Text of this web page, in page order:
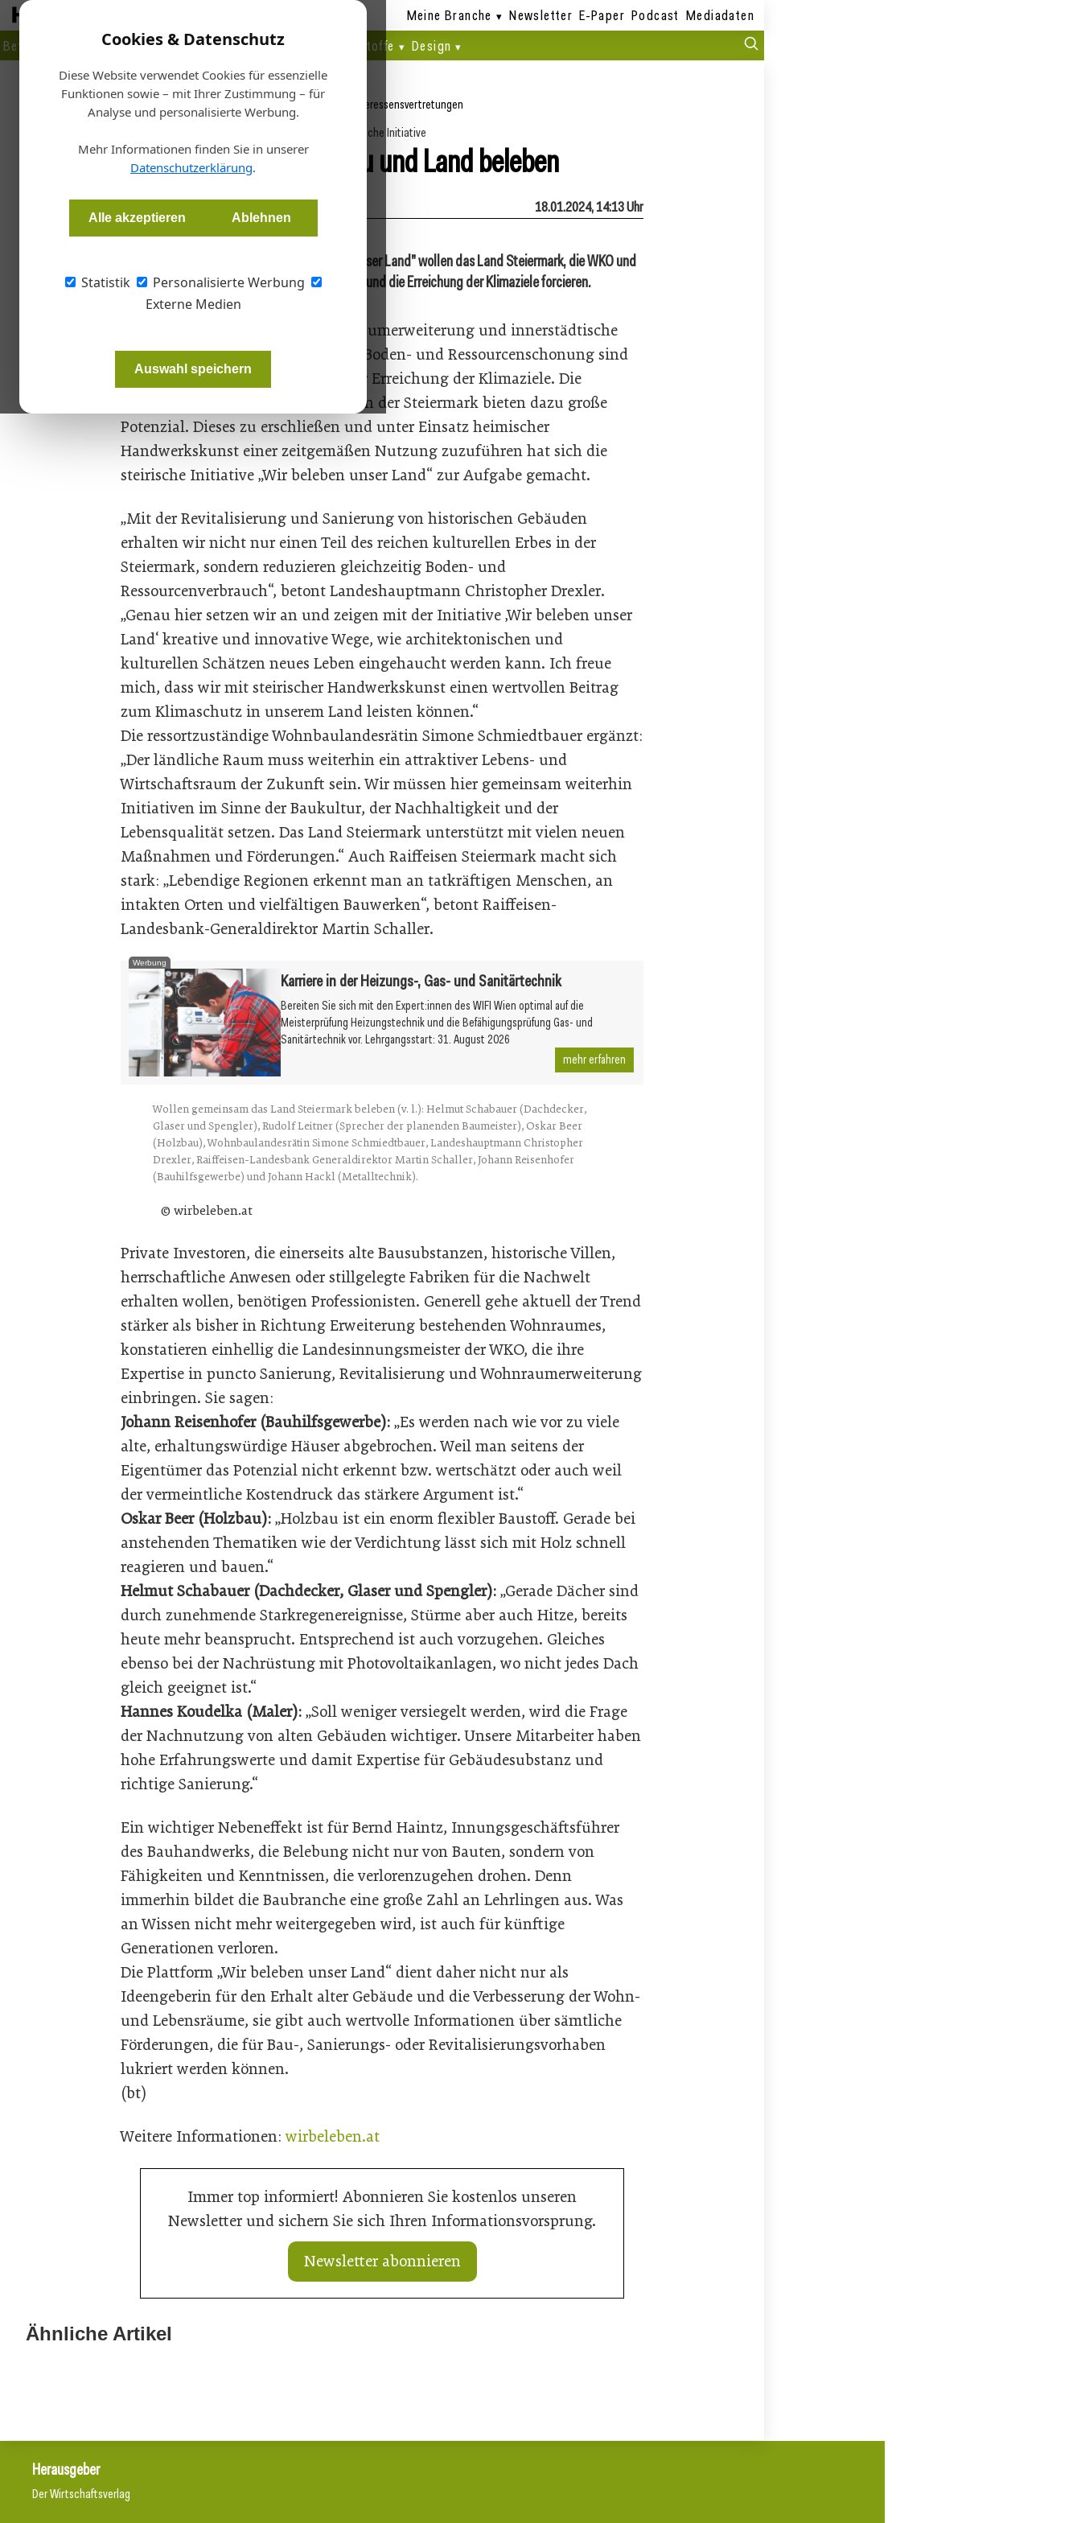
Cookies & Datenschutz
Diese Website verwendet Cookies für essenzielle
Funktionen sowie – mit Ihrer Zustimmung – für
Analyse und personalisierte Werbung.
Mehr Informationen finden Sie in unserer
Datenschutzerklärung.
Alle akzeptieren Ablehnen
Statistik
Personalisierte Werbung
Externe Medien
Auswahl speichern
Meine Branche Newsletter E-Paper Podcast Mediadaten
Betrieb
Planen Bauen Fertigen Bau- + Werkstoffe Design
Interessensvertretungen
Steirische Initiative
Gemeinsam Bau und Land beleben
18.01.2024, 14:13 Uhr
Mit der gemeinsamen Initiative "Wir beleben unser Land" wollen das Land Steiermark, die WKO und
Raiffeisen die regionale Bauwirtschaft beleben und die Erreichung der Klimaziele forcieren.
Revitalisierung, Sanierung, Wohnraumerweiterung und innerstädtische
Verdichtung unter größtmöglicher Boden- und Ressourcenschonung sind
die Aufgaben der Bauwirtschaft zur Erreichung der Klimaziele. Die
zahlreichen historischen Gebäude in der Steiermark bieten dazu große
Potenzial. Dieses zu erschließen und unter Einsatz heimischer
Handwerkskunst einer zeitgemäßen Nutzung zuzuführen hat sich die
steirische Initiative „Wir beleben unser Land“ zur Aufgabe gemacht.
„Mit der Revitalisierung und Sanierung von historischen Gebäuden
erhalten wir nicht nur einen Teil des reichen kulturellen Erbes in der
Steiermark, sondern reduzieren gleichzeitig Boden- und
Ressourcenverbrauch“, betont Landeshauptmann Christopher Drexler.
„Genau hier setzen wir an und zeigen mit der Initiative ‚Wir beleben unser
Land‘ kreative und innovative Wege, wie architektonischen und
kulturellen Schätzen neues Leben eingehaucht werden kann. Ich freue
mich, dass wir mit steirischer Handwerkskunst einen wertvollen Beitrag
zum Klimaschutz in unserem Land leisten können.“
Die ressortzuständige Wohnbaulandesrätin Simone Schmiedtbauer ergänzt:
„Der ländliche Raum muss weiterhin ein attraktiver Lebens- und
Wirtschaftsraum der Zukunft sein. Wir müssen hier gemeinsam weiterhin
Initiativen im Sinne der Baukultur, der Nachhaltigkeit und der
Lebensqualität setzen. Das Land Steiermark unterstützt mit vielen neuen
Maßnahmen und Förderungen.“ Auch Raiffeisen Steiermark macht sich
stark: „Lebendige Regionen erkennt man an tatkräftigen Menschen, an
intakten Orten und vielfältigen Bauwerken“, betont Raiffeisen-
Landesbank-Generaldirektor Martin Schaller.
Werbung
Karriere in der Heizungs-, Gas- und Sanitärtechnik
Bereiten Sie sich mit den Expert:innen des WIFI Wien optimal auf die
Meisterprüfung Heizungstechnik und die Befähigungsprüfung Gas- und
Sanitärtechnik vor. Lehrgangsstart: 31. August 2026
mehr erfahren
Wollen gemeinsam das Land Steiermark beleben (v. l.): Helmut Schabauer (Dachdecker,
Glaser und Spengler), Rudolf Leitner (Sprecher der planenden Baumeister), Oskar Beer
(Holzbau), Wohnbaulandesrätin Simone Schmiedtbauer, Landeshauptmann Christopher
Drexler, Raiffeisen-Landesbank Generaldirektor Martin Schaller, Johann Reisenhofer
(Bauhilfsgewerbe) und Johann Hackl (Metalltechnik).
© wirbeleben.at
Private Investoren, die einerseits alte Bausubstanzen, historische Villen,
herrschaftliche Anwesen oder stillgelegte Fabriken für die Nachwelt
erhalten wollen, benötigen Professionisten. Generell gehe aktuell der Trend
stärker als bisher in Richtung Erweiterung bestehenden Wohnraumes,
konstatieren einhellig die Landesinnungsmeister der WKO, die ihre
Expertise in puncto Sanierung, Revitalisierung und Wohnraumerweiterung
einbringen. Sie sagen:
Johann Reisenhofer (Bauhilfsgewerbe): „Es werden nach wie vor zu viele
alte, erhaltungswürdige Häuser abgebrochen. Weil man seitens der
Eigentümer das Potenzial nicht erkennt bzw. wertschätzt oder auch weil
der vermeintliche Kostendruck das stärkere Argument ist.“
Oskar Beer (Holzbau): „Holzbau ist ein enorm flexibler Baustoff. Gerade bei
anstehenden Thematiken wie der Verdichtung lässt sich mit Holz schnell
reagieren und bauen.“
Helmut Schabauer (Dachdecker, Glaser und Spengler): „Gerade Dächer sind
durch zunehmende Starkregenereignisse, Stürme aber auch Hitze, bereits
heute mehr beansprucht. Entsprechend ist auch vorzugehen. Gleiches
ebenso bei der Nachrüstung mit Photovoltaikanlagen, wo nicht jedes Dach
gleich geeignet ist.“
Hannes Koudelka (Maler): „Soll weniger versiegelt werden, wird die Frage
der Nachnutzung von alten Gebäuden wichtiger. Unsere Mitarbeiter haben
hohe Erfahrungswerte und damit Expertise für Gebäudesubstanz und
richtige Sanierung.“
Ein wichtiger Nebeneffekt ist für Bernd Haintz, Innungsgeschäftsführer
des Bauhandwerks, die Belebung nicht nur von Bauten, sondern von
Fähigkeiten und Kenntnissen, die verlorenzugehen drohen. Denn
immerhin bildet die Baubranche eine große Zahl an Lehrlingen aus. Was
an Wissen nicht mehr weitergegeben wird, ist auch für künftige
Generationen verloren.
Die Plattform „Wir beleben unser Land“ dient daher nicht nur als
Ideengeberin für den Erhalt alter Gebäude und die Verbesserung der Wohn-
und Lebensräume, sie gibt auch wertvolle Informationen über sämtliche
Förderungen, die für Bau-, Sanierungs- oder Revitalisierungsvorhaben
lukriert werden können.
(bt)
Weitere Informationen:wirbeleben.at
Immer top informiert! Abonnieren Sie kostenlos unseren
Newsletter und sichern Sie sich Ihren Informationsvorsprung.
Newsletter abonnieren
Ähnliche Artikel
Aktuelle Prognose: Tiefpunkt am Bau
Herausgeber
Der Wirtschaftsverlag